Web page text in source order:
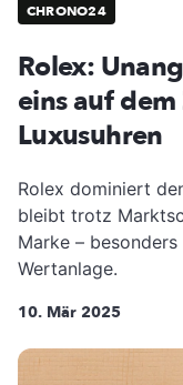
CHRONO24
Rolex:
eins auf
Luxusuhren
Rolex dominiert
bleibt trotz
Marke –
Wertanlage.
10. Mär 2025